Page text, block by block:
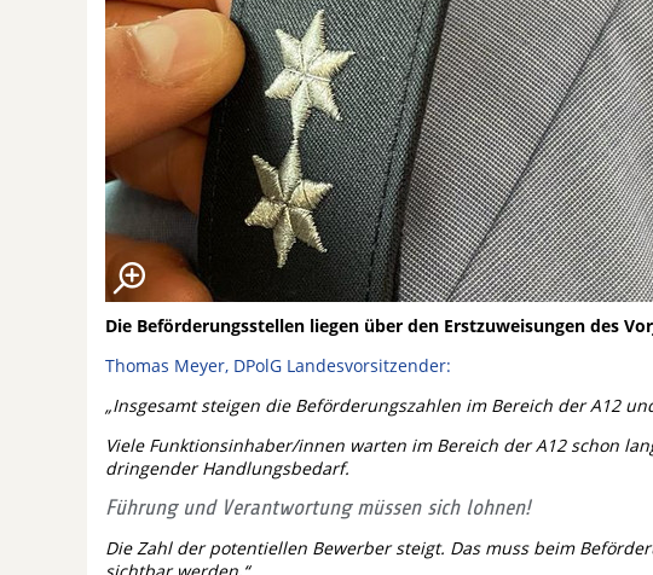
Die Beförderungsstellen liegen über den Erstzuweisungen des
Thomas Meyer, DPolG Landesvorsitzender:
„Insgesamt steigen die Beförderungszahlen im Bereich der A12
Viele Funktionsinhaber/innen warten im Bereich der A12 schon
dringender Handlungsbedarf.
Führung und Verantwortung müssen sich lohnen!
Die Zahl der potentiellen Bewerber steigt. Das muss beim